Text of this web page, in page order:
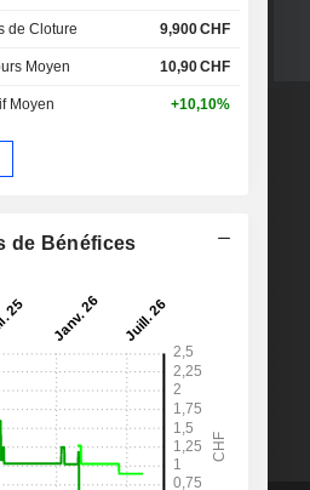
obj.
/ dr
de Cloture 9,900CHF
Moyen 10,90CHF
Moyen +10,10%
de Bénéfices